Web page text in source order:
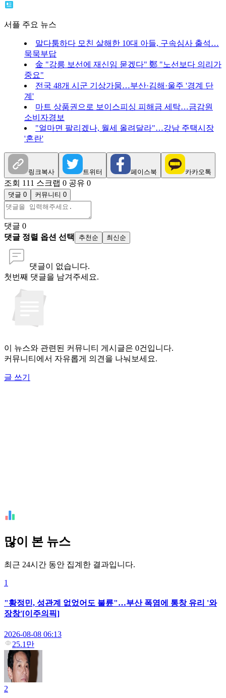
서플 주요 뉴스
말다툼하다 모친 살해한 10대 아들, 구속심사 출석…
묵묵부답
金 "강릉 보선에 재신임 묻겠다" 鄭 "노선보다 의리가
중요"
전국 48개 시군 기상가뭄…부산·김해·울주 '경계 단
계'
마트 상품권으로 보이스피싱 피해금 세탁…금감원
소비자경보
"얼마면 팔리겠나, 월세 올려달라"…강남 주택시장
'혼란'
링크복사 트위터 페이스북 카카오톡
조회 111 스크랩 0 공유 0
댓글 0 커뮤니티 0
댓글 0
댓글 정렬 옵션 선택
추천순 최신순
댓글이 없습니다.
첫번째 댓글을 남겨주세요.
이 뉴스와 관련된 커뮤니티 게시글은 0건입니다.
커뮤니티에서 자유롭게 의견을 나눠보세요.
글 쓰기
많이 본 뉴스
최근 24시간 동안 집계한 결과입니다.
1
"황정민, 성관계 없었어도 불륜"…부산 폭염에 통창 유리 '와
장창'[이주의픽]
2026-08-08 06:13
25.1만
2